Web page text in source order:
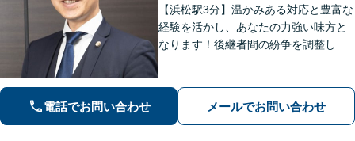
【浜松駅3分】温かみある対応と豊富な
経験を活かし、あなたの力強い味方と
なります！後継者間の紛争を調整し、
浜松の企業を支援します。医療／運送
／介護／建設ほか【休日・夜間相談
電話でお問い合わせ メールでお問い合わせ